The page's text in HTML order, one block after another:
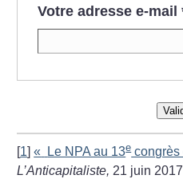
Votre adresse e-mail
1 ]« Le NPA au 13econgrès
L’Anticapitaliste, 21 juin